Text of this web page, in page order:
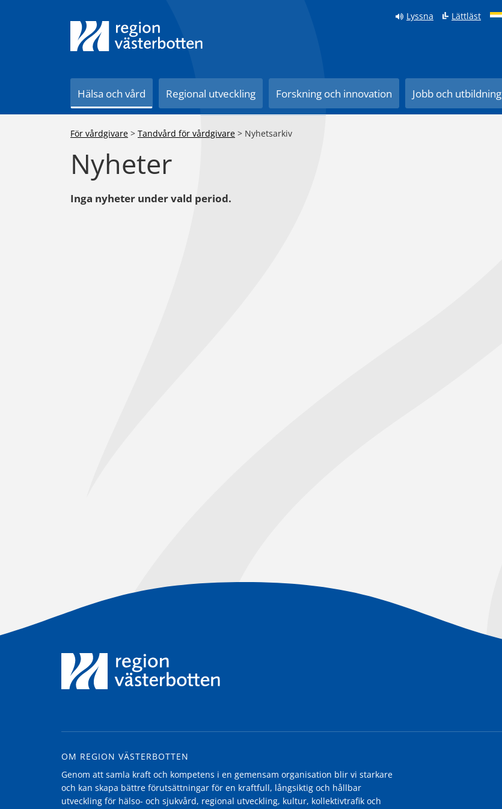
Lyssna Lättläst
Hälsa och vård Regional utveckling Forskning och innovation Jobb och utbildning
För vårdgivare > Tandvård för vårdgivare > Nyhetsarkiv
Nyheter
Inga nyheter under vald period.
OM REGION VÄSTERBOTTEN
Genom att samla kraft och kompetens i en gemensam organisation blir vi starkare
och kan skapa bättre förutsättningar för en kraftfull, långsiktig och hållbar
utveckling för hälso- och sjukvård, regional utveckling, kultur, kollektivtrafik och